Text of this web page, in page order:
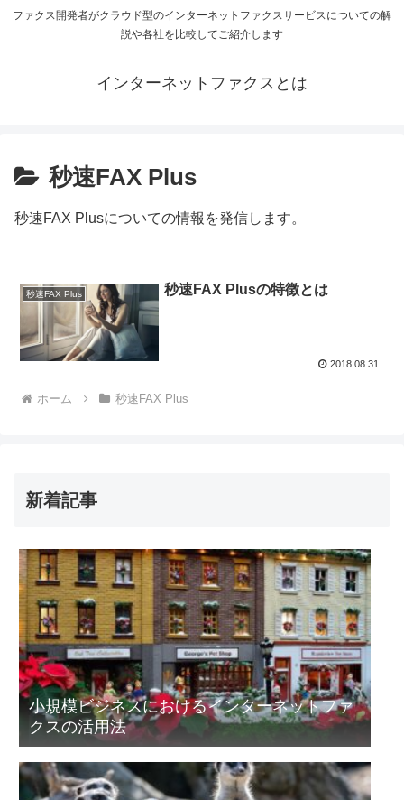
ファクス開発者がクラウド型のインターネットファクスサービスについての解
説や各社を比較してご紹介します
インターネットファクスとは
秒速FAX Plus
秒速FAX Plusについての情報を発信します。
秒速FAX Plus 秒速FAX Plusの特徴とは
2018.08.31
ホーム 秒速FAX Plus
新着記事
小規模ビジネスにおけるインターネットファ
クスの活用法